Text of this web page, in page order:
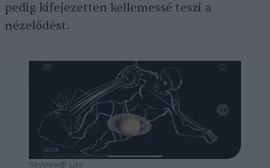
pedig kifejezetten kellemessé teszi a
nézelődést.
SkyView® Lite